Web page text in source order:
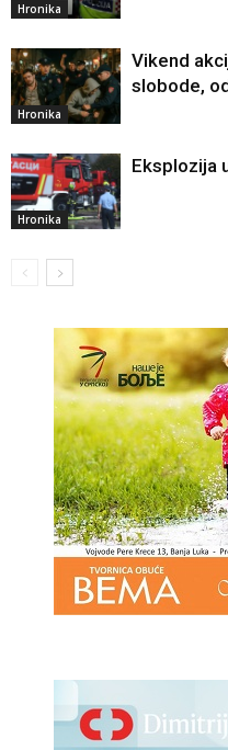
Hronika
Hronika
Vikend
slobode,
Hronika
Eksplozija